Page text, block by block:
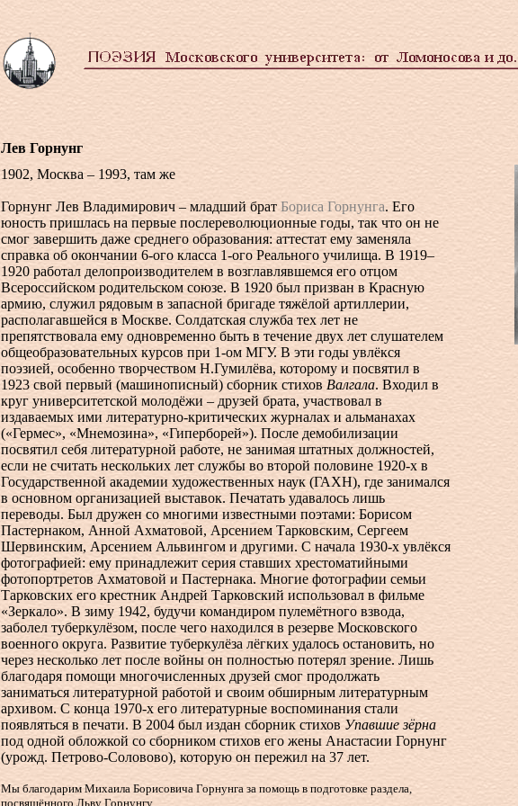
Лев Горнунг
1902, Москва – 1993, там же
Горнунг Лев Владимирович – младший брат Бориса Горнунга. Его
юность пришлась на первые послереволюционные годы, так что он не
смог завершить даже среднего образования: аттестат ему заменяла
справка об окончании 6-ого класса 1-ого Реального училища. В 1919–
1920 работал делопроизводителем в возглавлявшемся его отцом
Всероссийском родительском союзе. В 1920 был призван в Красную
армию, служил рядовым в запасной бригаде тяжёлой артиллерии,
располагавшейся в Москве. Солдатская служба тех лет не
препятствовала ему одновременно быть в течение двух лет слушателем
общеобразовательных курсов при 1-ом МГУ. В эти годы увлёкся
поэзией, особенно творчеством Н.Гумилёва, которому и посвятил в
1923 свой первый (машинописный) сборник стихов Валгала. Входил в
круг университетской молодёжи – друзей брата, участвовал в
издаваемых ими литературно-критических журналах и альманахах
(«Гермес», «Мнемозина», «Гиперборей»). После демобилизации
посвятил себя литературной работе, не занимая штатных должностей,
если не считать нескольких лет службы во второй половине 1920-х в
Государственной академии художественных наук (ГАХН), где занимался
в основном организацией выставок. Печатать удавалось лишь
переводы. Был дружен со многими известными поэтами: Борисом
Пастернаком, Анной Ахматовой, Арсением Тарковским, Сергеем
Шервинским, Арсением Альвингом и другими. С начала 1930-х увлёкся
фотографией: ему принадлежит серия ставших хрестоматийными
фотопортретов Ахматовой и Пастернака. Многие фотографии семьи
Тарковских его крестник Андрей Тарковский использовал в фильме
«Зеркало». В зиму 1942, будучи командиром пулемётного взвода,
заболел туберкулёзом, после чего находился в резерве Московского
военного округа. Развитие туберкулёза лёгких удалось остановить, но
через несколько лет после войны он полностью потерял зрение. Лишь
благодаря помощи многочисленных друзей смог продолжать
заниматься литературной работой и своим обширным литературным
архивом. С конца 1970-х его литературные воспоминания стали
появляться в печати. В 2004 был издан сборник стихов Упавшие зёрна
под одной обложкой со сборником стихов его жены Анастасии Горнунг
(урожд. Петрово-Соловово), которую он пережил на 37 лет.
Мы благодарим Михаила Борисовича Горнунга за помощь в подготовке раздела,
посвящённого Льву Горнунгу.